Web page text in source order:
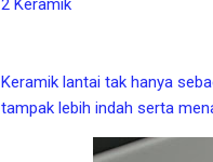
Keramik lantai tak hanya
tampak lebih indah serta